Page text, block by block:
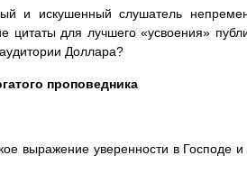
и искушенный слушатель
цитаты для лучшего «усвоения»
Доллара?
проповедника
выражение уверенности в